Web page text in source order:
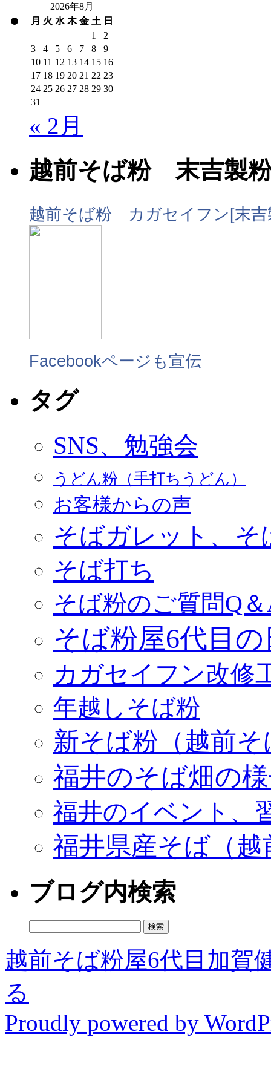
2026年8月
月 火 水 木 金 土 日
1
2
3
4 5 6 7 8
9
10 11 12 13 14 15 16
17 18 19 20 21 22 23
24 25 26 27 28 29 30
31
« 2月
越前そば粉 末吉製
越前そば粉 カガセイフン[末吉
Facebookページも宣伝
タグ
SNS、勉強会
うどん粉（手打ちうどん）
お客様からの声
そばガレット、そ
そば打ち
そば粉のご質問Q
そば粉屋6代目
カガセイフン改修
年越しそば粉
新そば粉（越前そ
福井のそば畑の
福井のイベント、
福井県産そば（越
ブログ内検索
越前そば粉屋6代目加賀
る
Proudly powered by